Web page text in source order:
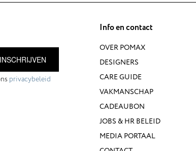
INSCHRIJVEN
privacybeleid
Info en contact
OVER POMAX
DESIGNERS
CARE GUIDE
VAKMANSCHAP
CADEAUBON
JOBS & HR BELEID
MEDIA PORTAAL